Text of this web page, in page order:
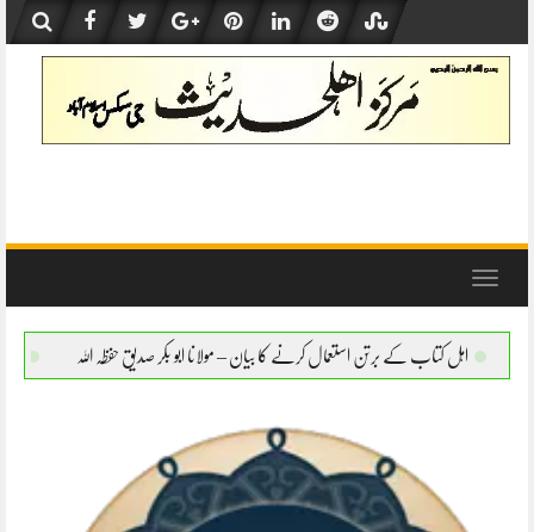
content
Toggle
کرنے کا بیان – مولانا ابو بکر صدیق حفظہ اللہ اہل کتاب کے برتن استعمال کرنے